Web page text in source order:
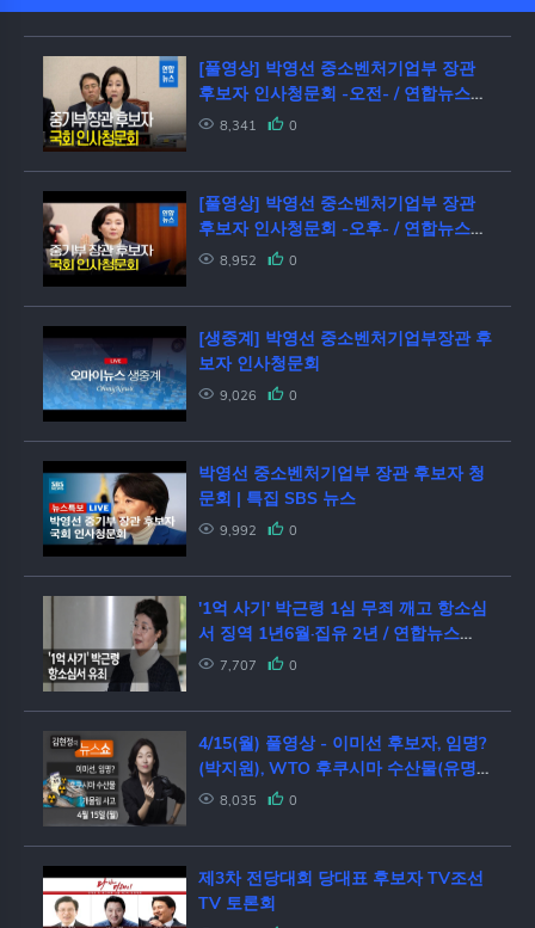
[풀영상] 박영선 중소벤처기업부 장관
후보자 인사청문회 -오전- / 연합뉴스
(Yonhapnews)
8,341 0
[풀영상] 박영선 중소벤처기업부 장관
후보자 인사청문회 -오후- / 연합뉴스
(Yonhapnews)
8,952 0
[생중계] 박영선 중소벤처기업부장관 후
보자 인사청문회
9,026 0
박영선 중소벤처기업부 장관 후보자 청
문회 | 특집 SBS 뉴스
9,992 0
'1억 사기' 박근령 1심 무죄 깨고 항소심
서 징역 1년6월·집유 2년 / 연합뉴스
(Yonhapnews)
7,707 0
4/15(월) 풀영상 - 이미선 후보자, 임명?
(박지원), WTO 후쿠시마 수산물(유명
희), 또 개물림 사고(이웅종) [김현정의
8,035 0
제3차 전당대회 당대표 후보자 TV조선
TV 토론회